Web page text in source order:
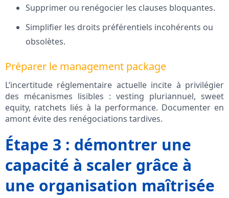
Supprimer ou renégocier les clauses bloquantes.
Simplifier les droits préférentiels incohérents ou
obsolètes.
Préparer le management package
L’incertitude réglementaire actuelle incite à privilégier
des mécanismes lisibles : vesting pluriannuel, sweet
equity, ratchets liés à la performance. Documenter en
amont évite des renégociations tardives.
Étape 3 : démontrer une
capacité à scaler grâce à
une organisation maîtrisée